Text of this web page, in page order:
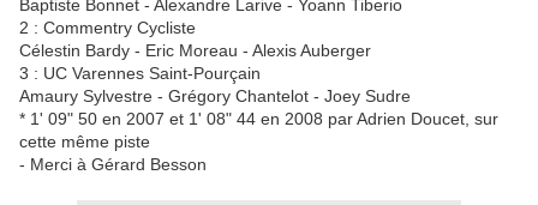
Baptiste Bonnet - Alexandre Larive - Yoann Tiberio
2 : Commentry Cycliste
Célestin Bardy - Eric Moreau - Alexis Auberger
3 : UC Varennes Saint-Pourçain
Amaury Sylvestre - Grégory Chantelot - Joey Sudre
* 1' 09" 50 en 2007 et 1' 08" 44 en 2008 par Adrien Doucet, sur
cette même piste
- Merci à Gérard Besson